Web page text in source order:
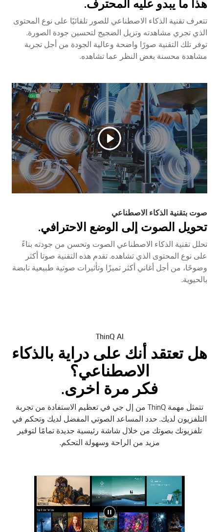
هذا ما يبدو عليه المحترف.
تتعرف تقنية الذكاء الاصطناعي للصور تلقائيًا على نوع المحتوى
الذي تجري مشاهدته وتزيل الضجيج لتحسين جودة الصورة.
توفر تلك التقنية صورًا واضحة وعالية الجودة من أجل تجربة
مشاهدة محسنة بغض النظر عما تشاهده.
صوت بتقنية الذكاء الاصطناعي
تحويل الصوت إلى الوضع الاحترافي.
تحلل تقنية الذكاء الاصطناعي الصوت وتحسن من جودته بناءً
على نوع المحتوى الذي تشاهده. تقدم هذه التقنية صوتا أكثر
وضوحًا، من أجل أغاني أكثر تميزًا وتأثيرات صوتية طبيعية نابضة
بالحيوية.
ThinQ AI
هل تعتقد أنك على دراية بالذكاء
الاصطناعي؟
فكر مرة اخرى.
تتمثل مهمة ThinQ من إل جي في تعظيم الاستفادة من تجربة
التلفزيون لديك. حدد المساعد الصوتي المفضل لديك وتحكم في
تلفزيونك بصوتك من خلال شاشة رئيسية جديدة تمامًا لتوفير
مزيد من الراحة وسهولة التحكم.